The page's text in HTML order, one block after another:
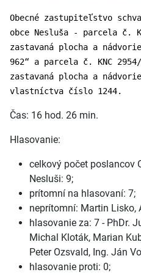
Obecné zastupiteľstvo
obce Nesluša - parcela č.
zastavaná plocha a
962“ a parcela č. KNC
zastavaná plocha a
vlastníctva číslo 1244.
Čas: 16 hod. 26 min.
Hlasovanie:
celkový počet poslancov
Nesluši: 9;
prítomní na hlasovaní: 7;
neprítomní: Martin Lisko,
hlasovanie za: 7 - PhDr.
Michal Kloták, Marian
Peter Ozsvald, Ing. Ján
hlasovanie proti: 0;